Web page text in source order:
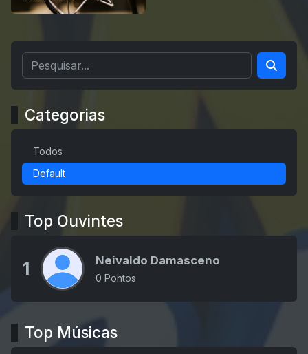
Categorias
Todos
Default
Top Ouvintes
1 Neivaldo Damasceno
0 Pontos
Top Músicas